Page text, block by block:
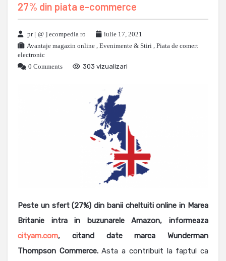
27% din piata e-commerce
pr [ @ ] ecompedia ro
iulie 17, 2021
Avantaje magazin online , Evenimente & Stiri , Piata de comert
electronic
0 Comments
303 vizualizari
Peste un sfert (27%) din banii cheltuiti online in Marea
Britanie intra in buzunarele Amazon, informeaza
cityam.com, citand date marca Wunderman
Thompson Commerce.Asta a contribuit la faptul ca